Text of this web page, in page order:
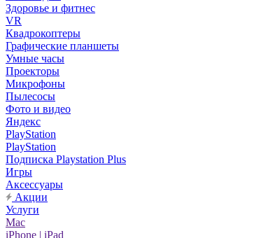
Здоровье и фитнес
VR
Квадрокоптеры
Графические планшеты
Умные часы
Проекторы
Микрофоны
Пылесосы
Фото и видео
Яндекс
PlayStation
PlayStation
Подписка Playstation Plus
Игры
Аксессуары
Акции
Услуги
Mac
iPhone | iPad